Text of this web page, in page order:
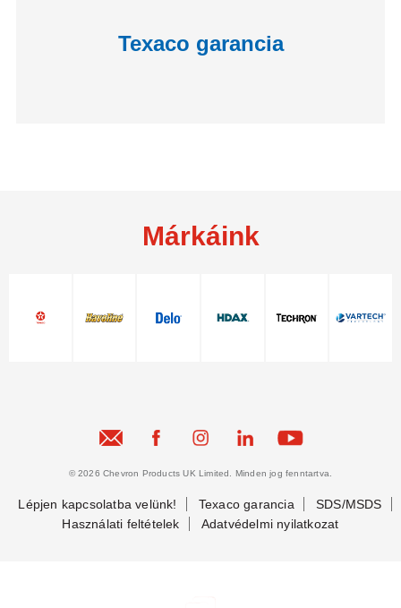
Texaco garancia
Márkáink
© 2026 Chevron Products UK Limited. Minden jog fenntartva.
Lépjen kapcsolatba velünk! Texaco garancia
SDS/MSDS
Használati feltételek
Adatvédelmi nyilatkozat